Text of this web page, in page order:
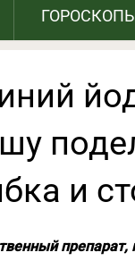
и
препарат,